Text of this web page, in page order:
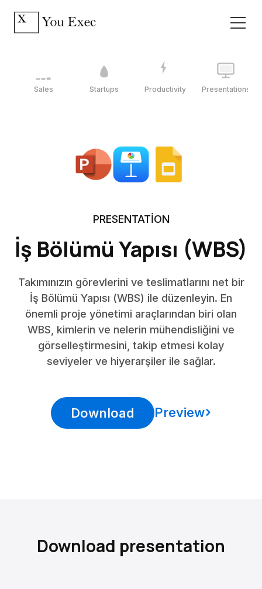
Sales Startups Productivity Presentations
PRESENTATION
İş Bölümü Yapısı (WBS)
Takımınızın görevlerini ve teslimatlarını net bir
İş Bölümü Yapısı (WBS) ile düzenleyin. En
önemli proje yönetimi araçlarından biri olan
WBS, kimlerin ve nelerin mühendisliğini ve
görselleştirmesini, takip etmesi kolay
seviyeler ve hiyerarşiler ile sağlar.
Download Preview
Download presentation